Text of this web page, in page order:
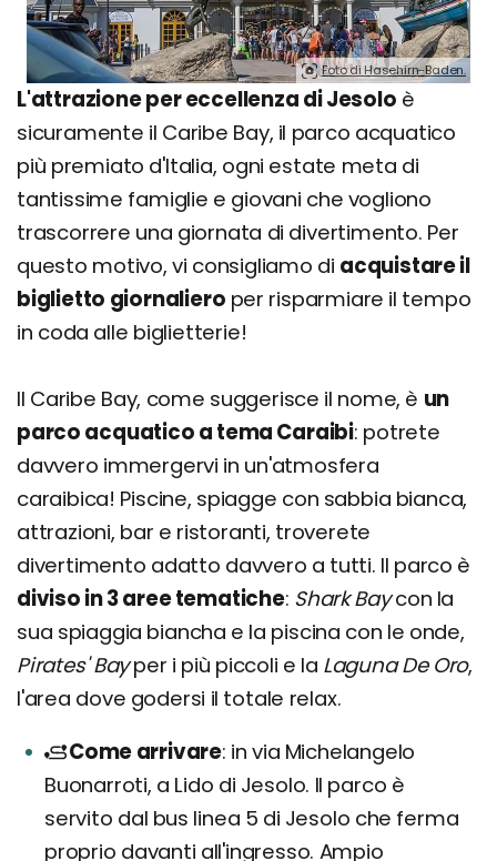
Foto di Hasehirn-Baden.
L'attrazione per eccellenza di Jesolo è
sicuramente il Caribe Bay, il parco acquatico
più premiato d'Italia, ogni estate meta di
tantissime famiglie e giovani che vogliono
trascorrere una giornata di divertimento. Per
questo motivo, vi consigliamo di acquistare il
biglietto giornaliero per risparmiare il tempo
in coda alle biglietterie!
Il Caribe Bay, come suggerisce il nome, è un
parco acquatico a tema Caraibi: potrete
davvero immergervi in un'atmosfera
caraibica! Piscine, spiagge con sabbia bianca,
attrazioni, bar e ristoranti, troverete
divertimento adatto davvero a tutti. Il parco è
diviso in 3 aree tematiche: Shark Baycon la
sua spiaggia biancha e la piscina con le onde,
Pirates' Bayper i più piccoli e la Laguna De Oro,
l'area dove godersi il totale relax.
Come arrivare in via Michelangelo
Buonarroti, a Lido di Jesolo. Il parco è
servito dal bus linea 5 di Jesolo che ferma
proprio davanti all'ingresso. Ampio